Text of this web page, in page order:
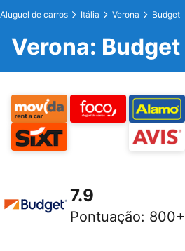
Aluguel de carros Itália Verona Budget
Verona: Budget
7.9
Pontuação: 800+